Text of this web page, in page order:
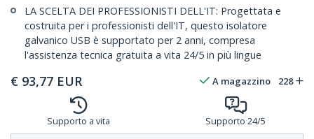
LA SCELTA DEI PROFESSIONISTI DELL'IT: Progettata e
costruita per i professionisti dell'IT, questo isolatore
galvanico USB è supportato per 2 anni, compresa
l'assistenza tecnica gratuita a vita 24/5 in più lingue
€ 93,77 EUR A magazzino 228
Supporto a vita Supporto 24/5